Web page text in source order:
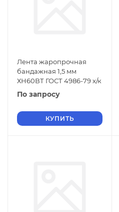
Лента жаропрочная
бандажная 1,5 мм
ХН60ВТ ГОСТ 4986-79 х/к
По запросу
КУПИТЬ